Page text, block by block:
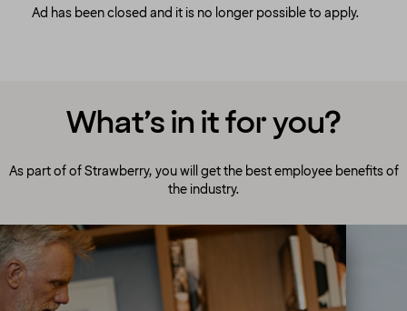
Ad has been closed and it is no longer possible to apply.
What’s in it for you?
As part of of Strawberry, you will get the best employee benefits of
the industry.